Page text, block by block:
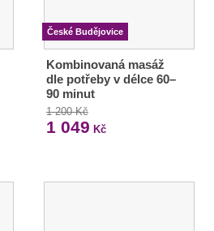
České Budějovice
Kombinovaná masáž
dle potřeby v délce 60–
90 minut
1 200 Kč
1 049 Kč